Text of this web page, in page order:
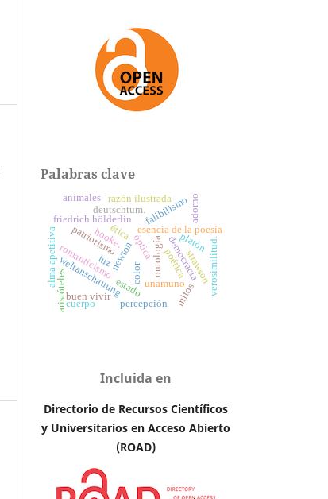
Palabras clave
newton
color
luz óptica
hooke.
friedrich hölderlin
romanticismo
esencia de la poesía
ontología
weltanschauung
deutschtum.
unamuno
democracia
patriotismo
estado
buen vivir
strawson
falibilismo
platón
aristóteles
poética verosimilitud.
mitos
razón ilustrada adorno
percepción
alma apetitiva
cuerpo
animales
ética
Incluida en
Directorio de Recursos Científicos
y Universitarios en Acceso Abierto
(ROAD)